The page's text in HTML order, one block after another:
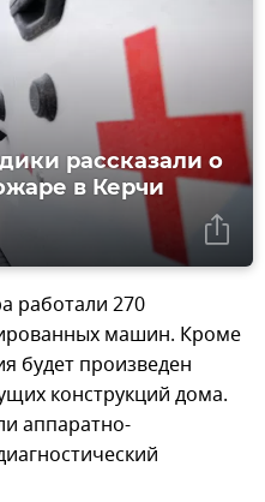
рассказали о
в Керчи
работали 270
машин. Кроме
будет произведен
конструкций дома.
аппаратно-